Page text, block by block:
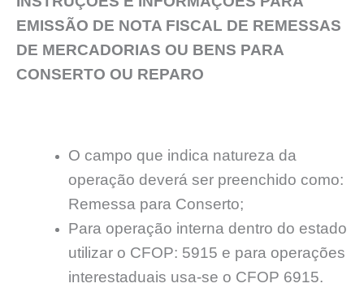
EMISSÃO DE NOTA FISCAL DE REMESSAS
DE MERCADORIAS OU BENS PARA
CONSERTO OU REPARO
O campo que indica natureza da
operação deverá ser preenchido como:
Remessa para Conserto;
Para operação interna dentro do estado
utilizar o CFOP: 5915 e para operações
interestaduais usa-se o CFOP 6915.